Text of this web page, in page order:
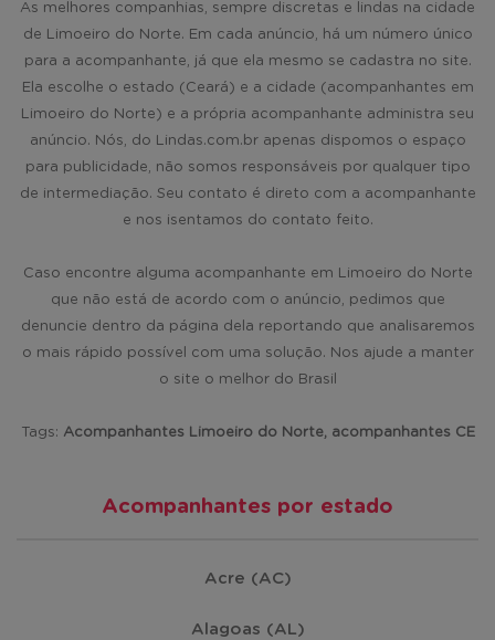
As melhores companhias, sempre discretas e lindas na cidade
de Limoeiro do Norte. Em cada anúncio, há um número único
para a acompanhante, já que ela mesmo se cadastra no site.
Ela escolhe o estado (Ceará) e a cidade (acompanhantes em
Limoeiro do Norte) e a própria acompanhante administra seu
anúncio. Nós, do Lindas.com.br apenas dispomos o espaço
para publicidade, não somos responsáveis por qualquer tipo
de intermediação. Seu contato é direto com a acompanhante
e nos isentamos do contato feito.
Caso encontre alguma acompanhante em Limoeiro do Norte
que não está de acordo com o anúncio, pedimos que
denuncie dentro da página dela reportando que analisaremos
o mais rápido possível com uma solução. Nos ajude a manter
o site o melhor do Brasil
Tags: Acompanhantes Limoeiro do Norte, acompanhantes CE
Acompanhantes por estado
Acre (AC)
Alagoas (AL)